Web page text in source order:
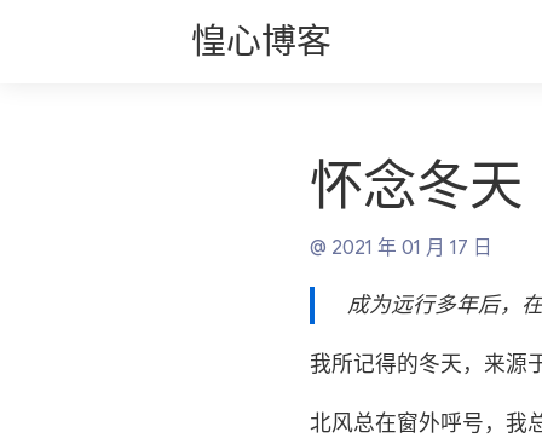
惶心博客
怀念冬天
@ 2021 年 01 月 17 日
成为远行多年后，
我所记得的冬天，来源
北风总在窗外呼号，我